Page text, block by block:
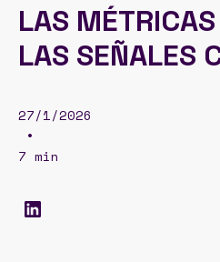
LAS
LAS SEÑALES
27/1/2026
•
7 min